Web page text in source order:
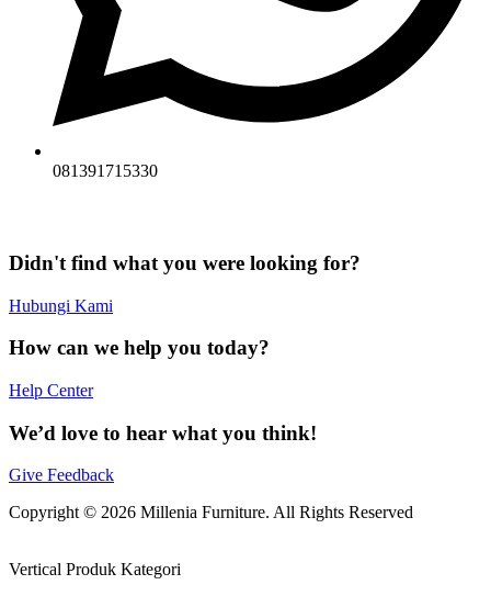
081391715330
Didn't find what you were looking for?
Hubungi Kami
How can we help you today?
Help Center
We’d love to hear what you think!
Give Feedback
Copyright © 2026 Millenia Furniture. All Rights Reserved
Vertical Produk Kategori